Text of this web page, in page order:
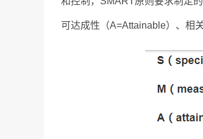
可达成性（A=Attainable）、相